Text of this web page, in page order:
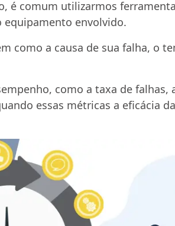
é comum utilizarmos
equipamento envolvido.
como a causa de sua falha, o
como a taxa de falhas,
essas métricas a eficácia